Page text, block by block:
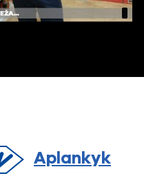
Aplankyk